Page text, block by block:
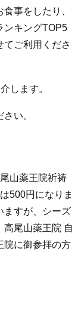
事をしたり、
ンキングTOP5
ご利用くださ
します。
い。
山薬王院祈祷
500円になりま
ますが、シーズ
高尾山薬王院 自
院に御参拝の方